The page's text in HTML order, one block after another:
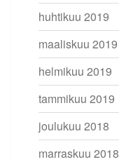
huhtikuu 2019
maaliskuu 2019
helmikuu 2019
tammikuu 2019
joulukuu 2018
marraskuu 2018